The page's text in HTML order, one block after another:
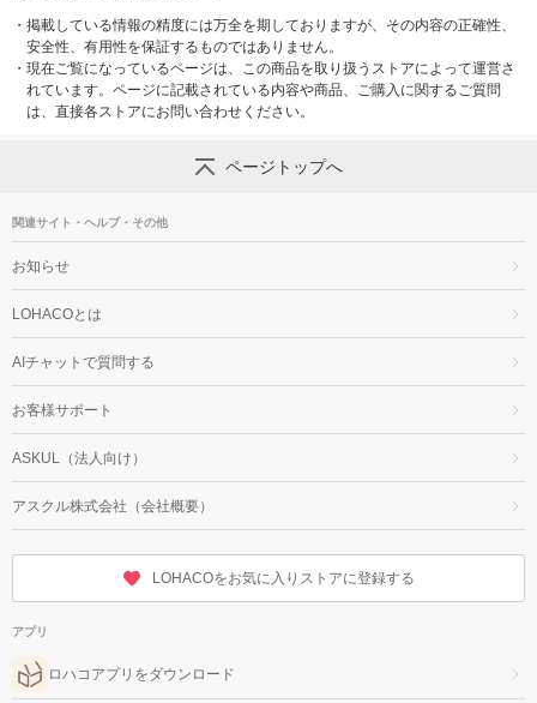
・ 掲載している情報の精度には万全を期しておりますが、その内容の正確性、
安全性、有用性を保証するものではありません。
・ 現在ご覧になっているページは、この商品を取り扱うストアによって運営さ
れています。ページに記載されている内容や商品、ご購入に関するご質問
は、直接各ストアにお問い合わせください。
ページトップへ
関連サイト・ヘルプ・その他
お知らせ
LOHACOとは
AIチャットで質問する
お客様サポート
ASKUL（法人向け）
アスクル株式会社（会社概要）
LOHACOをお気に入りストアに登録する
アプリ
ロハコアプリをダウンロード